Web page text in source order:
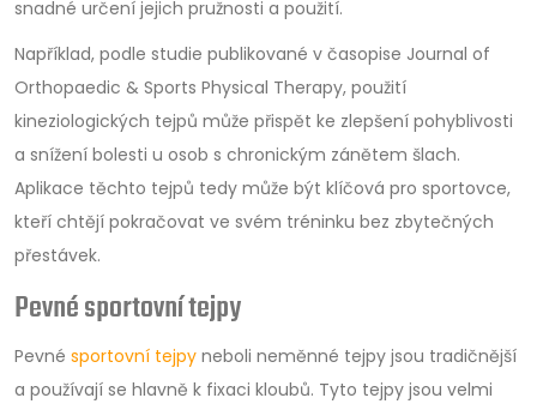
snadné určení jejich pružnosti a použití.
Například, podle studie publikované v časopise Journal of
Orthopaedic & Sports Physical Therapy, použití
kineziologických tejpů může přispět ke zlepšení pohyblivosti
a snížení bolesti u osob s chronickým zánětem šlach.
Aplikace těchto tejpů tedy může být klíčová pro sportovce,
kteří chtějí pokračovat ve svém tréninku bez zbytečných
přestávek.
Pevné sportovní tejpy
Pevné sportovní tejpy neboli neměnné tejpy jsou tradičnější
a používají se hlavně k fixaci kloubů. Tyto tejpy jsou velmi